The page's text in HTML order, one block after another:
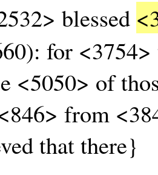
blessed
for
<5050> of
from
that there}